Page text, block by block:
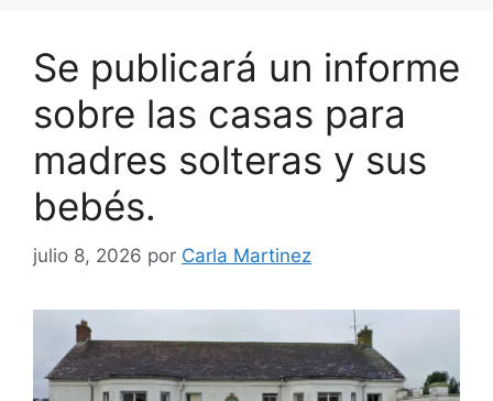
Se publicará un informe
sobre las casas para
madres solteras y sus
bebés.
julio 8, 2026 por Carla Martinez